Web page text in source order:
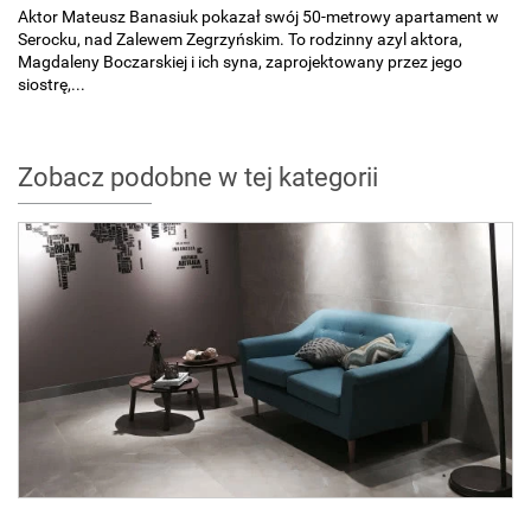
Aktor Mateusz Banasiuk pokazał swój 50-metrowy apartament w
Serocku, nad Zalewem Zegrzyńskim. To rodzinny azyl aktora,
Magdaleny Boczarskiej i ich syna, zaprojektowany przez jego
siostrę,...
Zobacz podobne w tej kategorii